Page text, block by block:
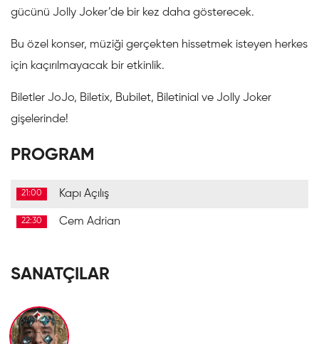
gücünü Jolly Joker’de bir kez daha gösterecek.
Bu özel konser, müziği gerçekten hissetmek isteyen herkes
için kaçırılmayacak bir etkinlik.
Biletler JoJo, Biletix, Bubilet, Biletinial ve Jolly Joker
gişelerinde!
PROGRAM
21:00 Kapı Açılış
22:30 Cem Adrian
SANATÇILAR